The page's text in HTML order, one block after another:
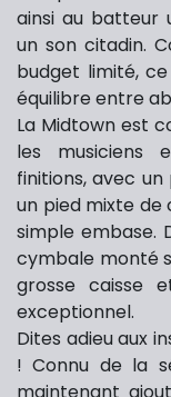
ainsi au batteur
un son citadin.
budget limité,
équilibre entre
La Midtown est
les musiciens
finitions, avec
un pied mixte de
simple embase.
cymbale monté
grosse caisse
exceptionnel.
Dites adieu aux
! Connu de la